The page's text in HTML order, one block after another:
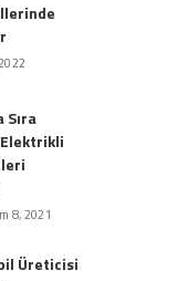
8, 2021
Üreticisi